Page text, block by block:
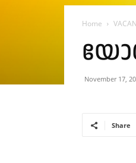
Home
November 17,
Share